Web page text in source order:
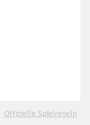
Offizielle Spielregeln